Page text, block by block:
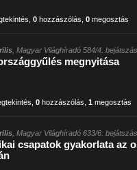
0hozzászólás 0megosztás
, Magyar Világhíradó 584/4. bejátszás
megnyitása
0hozzászólás 1 megosztás
, Magyar Világhíradó 633/6. bejátszás
csapatok gyakorlata az